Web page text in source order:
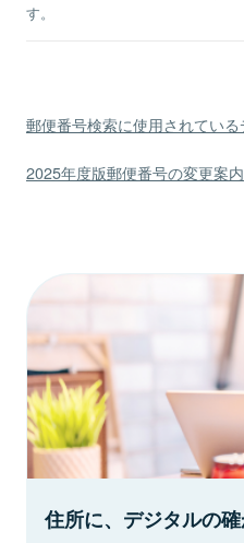
す。
郵便番号検索に使用されてい
2025年度版郵便番号の変更案内
住所に、デジタルの確